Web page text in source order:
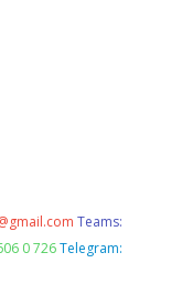
Teams:
0 726 Telegram: